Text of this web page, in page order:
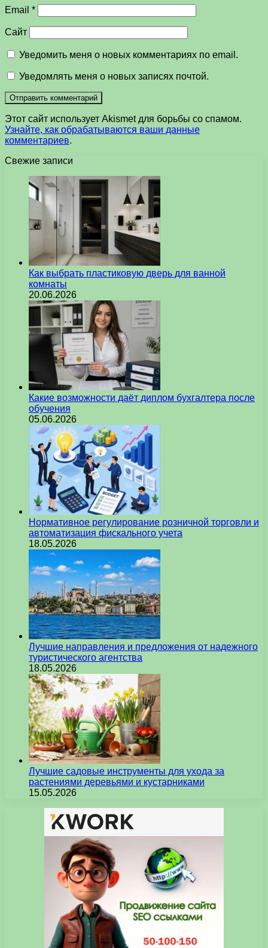
Email *
Сайт
Уведомить меня о новых комментариях по email.
Уведомлять меня о новых записях почтой.
Этот сайт использует Akismet для борьбы со спамом.
Узнайте, как обрабатываются ваши данные
комментариев.
Свежие записи
Как выбрать пластиковую дверь для ванной
комнаты
20.06.2026
Какие возможности даёт диплом бухгалтера после
обучения
05.06.2026
Нормативное регулирование розничной торговли и
автоматизация фискального учета
18.05.2026
Лучшие направления и предложения от надежного
туристического агентства
18.05.2026
Лучшие садовые инструменты для ухода за
растениями деревьями и кустарниками
15.05.2026